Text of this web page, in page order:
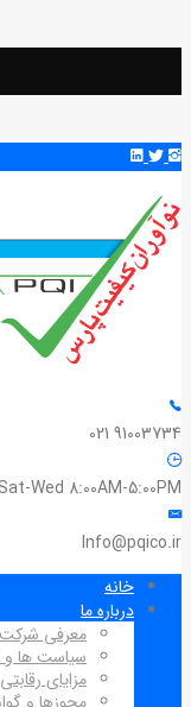
91003734 021
Sat-Wed 8:00AM-5:00PM
Info@pqico.ir
خانه
درباره ما
معرفی شرکت
سیاست ها و
مزایای رقابتی